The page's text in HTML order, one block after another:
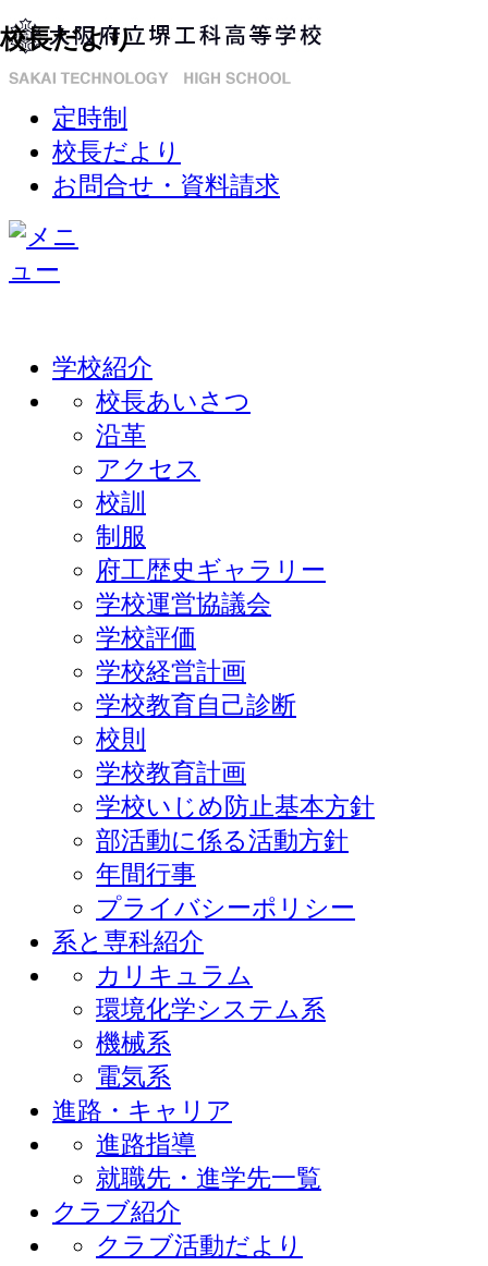
定時制
校長だより
お問合せ・資料請求
学校紹介
校長あいさつ
沿革
アクセス
校訓
制服
府工歴史ギャラリー
学校運営協議会
学校評価
学校経営計画
学校教育自己診断
校則
学校教育計画
学校いじめ防止基本方針
部活動に係る活動方針
年間行事
プライバシーポリシー
系と専科紹介
カリキュラム
環境化学システム系
機械系
電気系
進路・キャリア
進路指導
就職先・進学先一覧
クラブ紹介
クラブ活動だより
校長だより